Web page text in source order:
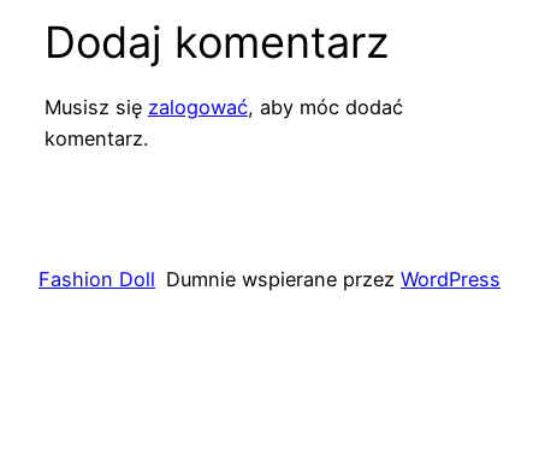
Dodaj komentarz
Musisz się zalogować, aby móc dodać
komentarz.
Fashion Doll Dumnie wspierane przez WordPress